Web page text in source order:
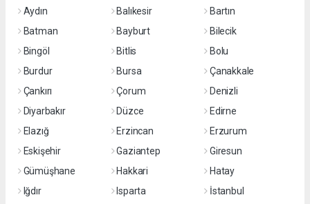
Aydın
Balıkesir
Bartın
Batman
Bayburt
Bilecik
Bingöl
Bitlis
Bolu
Burdur
Bursa
Çanakkale
Çankırı
Çorum
Denizli
Diyarbakır
Düzce
Edirne
Elazığ
Erzincan
Erzurum
Eskişehir
Gaziantep
Giresun
Gümüşhane
Hakkari
Hatay
Iğdır
Isparta
İstanbul